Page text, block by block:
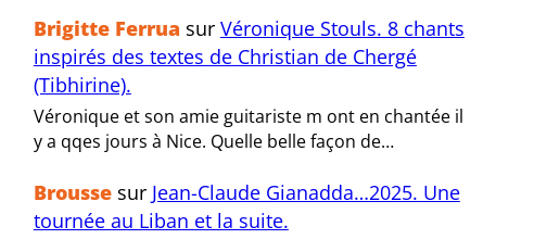
Brigitte Ferrua sur Véronique Stouls. 8 chants
inspirés des textes de Christian de Chergé
(Tibhirine).
Véronique et son amie guitariste m ont en chantée il
y a qqes jours à Nice. Quelle belle façon de…
Broussesur Jean-Claude Gianadda…2025. Une
tournée au Liban et la suite.